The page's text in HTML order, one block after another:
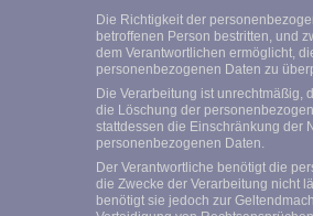
Die Richtigkeit der
betroffenen Person bestritten, und
dem Verantwortlichen ermöglicht,
personenbezogenen Daten zu
Die Verarbeitung ist unrechtmäßig,
die Löschung der
stattdessen die Einschränkung der
personenbezogenen Daten.
Der Verantwortliche benötigt die
die Zwecke der Verarbeitung nicht
benötigt sie jedoch zur